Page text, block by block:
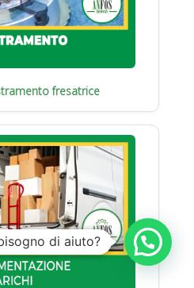
fresatrice
di aiuto?